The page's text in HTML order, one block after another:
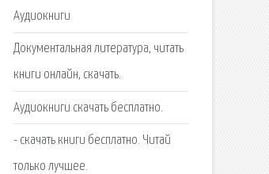
Аудиокниги
Документальная литература, читать
книги онлайн, скачать.
Аудиокниги скачать бесплатно.
- скачать книги бесплатно. Читай
только лучшее.